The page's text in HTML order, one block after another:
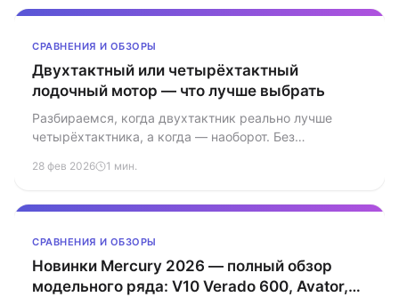
СРАВНЕНИЯ И ОБЗОРЫ
Двухтактный или четырёхтактный
лодочный мотор — что лучше выбрать
Разбираемся, когда двухтактник реально лучше
четырёхтактника, а когда — наоборот. Без
расходу, весу и обслуживанию.
28 фев 2026 1 мин.
СРАВНЕНИЯ И ОБЗОРЫ
Новинки Mercury 2026 — полный обзор
модельного ряда: V10 Verado 600, Avator,